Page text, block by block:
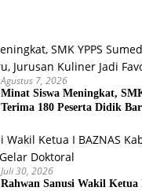
Agustus 7, 2026
Minat Siswa Meningkat,
Terima 180 Peserta Didik
Juli 30, 2026
Rahwan Sanusi Wakil